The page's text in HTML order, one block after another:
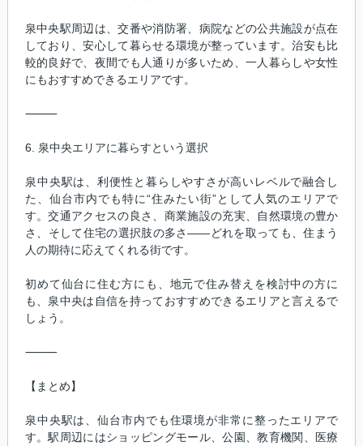
泉中央駅周辺は、交番や消防署、病院などの公共施設が点在
しており、安心して暮らせる環境が整っています。治安も比
較的良好で、夜間でも人通りが多いため、一人暮らしや女性
にもおすすめできるエリアです。
⸻
6. 泉中央エリアに暮らすという選択
泉中央駅は、利便性と暮らしやすさが高いレベルで融合し
た、仙台市内でも特に“住みたい街”として人気のエリアで
す。交通アクセスの良さ、商業施設の充実、自然環境の豊か
さ、そして住宅の選択肢の多さ——どれを取っても、住まう
人の期待に応えてくれる街です。
初めて仙台に住む方にも、地元で住み替えを検討中の方に
も、泉中央は自信を持っておすすめできるエリアと言えるで
しょう。
⸻
【まとめ】
泉中央駅は、仙台市内でも住環境が非常に整ったエリアで
す。駅周辺にはショッピングモール、公園、教育機関、医療